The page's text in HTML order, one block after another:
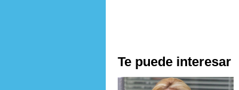
Te puede interesar